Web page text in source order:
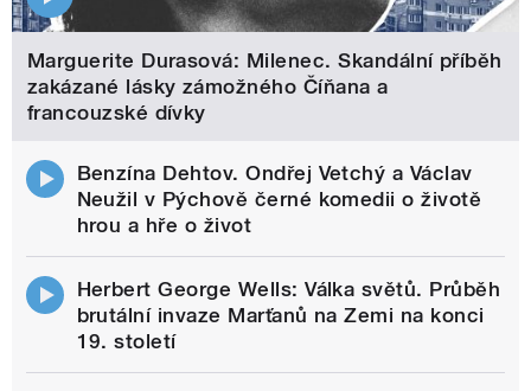
Marguerite Durasová: Milenec. Skandální příběh
zakázané lásky zámožného Číňana a
francouzské dívky
Benzína Dehtov. Ondřej Vetchý a Václav
Neužil v Pýchově černé komedii o životě
hrou a hře o život
Herbert George Wells: Válka světů. Průběh
brutální invaze Marťanů na Zemi na konci
19. století